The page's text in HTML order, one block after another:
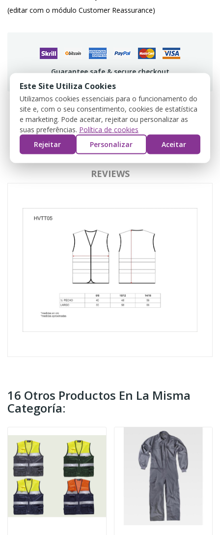
(editar com o módulo Customer Reassurance)
Guarantee safe & secure checkout
DESCRIPCIÓN
DETALLES DEL PRODUCTO
REVIEWS
16 Otros Productos En La Misma
Categoría:
Este Site Utiliza Cookies
Utilizamos cookies essenciais para o funcionamento do
site e, com o seu consentimento, cookies de estatística
e marketing. Pode aceitar, rejeitar ou personalizar as
suas preferências. Política de cookies
Rejeitar
Personalizar Aceitar